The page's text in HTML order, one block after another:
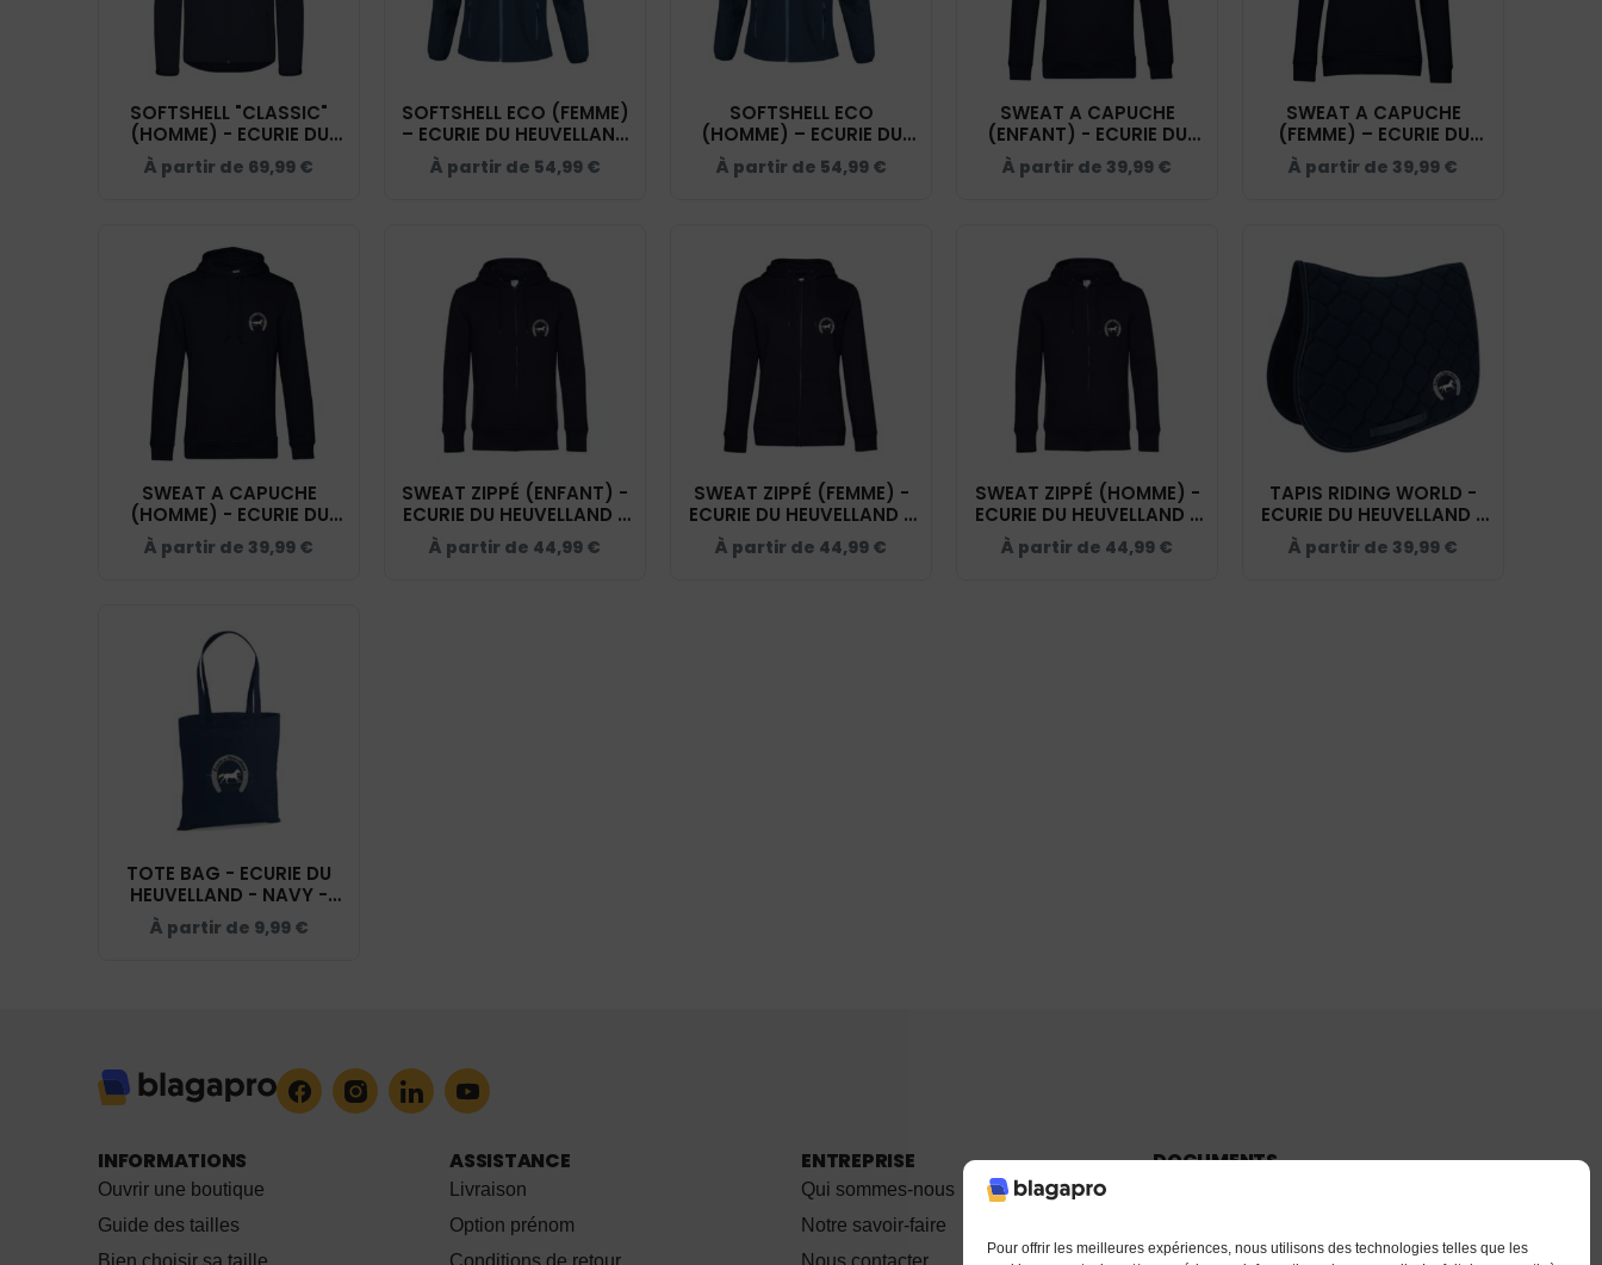
Pour offrir les meilleures expériences, nous utilisons des technologies telles que les
SOFTSHELL "CLASSIC"
(HOMME) - ECURIE DU
HEUVELLAND - NAVY -
0200912
À partir de 69,99 €
SOFTSHELL ECO (FEMME)
– ECURIE DU HEUVELLAND
- NAVY - R231F
À partir de 54,99 €
SOFTSHELL ECO
(HOMME) – ECURIE DU
HEUVELLAND - NAVY -
RS231
À partir de 54,99 €
SWEAT A CAPUCHE
(ENFANT) - ECURIE DU
HEUVELLAND - NAVY -
K477
À partir de 39,99 €
SWEAT A CAPUCHE
(FEMME) – ECURIE DU
HEUVELLAND - NAVY -
BCW34B
À partir de 39,99 €
SWEAT A CAPUCHE
(HOMME) - ECURIE DU
HEUVELLAND - NAVY -
BCU33B
À partir de 39,99 €
SWEAT ZIPPÉ (ENFANT) -
ECURIE DU HEUVELLAND -
NAVY - K455
À partir de 44,99 €
SWEAT ZIPPÉ (FEMME) -
ECURIE DU HEUVELLAND -
NAVY - BCW03Q
À partir de 44,99 €
SWEAT ZIPPÉ (HOMME) -
ECURIE DU HEUVELLAND -
NAVY - BCU03K
À partir de 44,99 €
TAPIS RIDING WORLD -
ECURIE DU HEUVELLAND -
NAVY - 20453
À partir de 39,99 €
TOTE BAG - ECURIE DU
HEUVELLAND - NAVY -
WM101
À partir de 9,99 €
INFORMATIONS
Ouvrir une boutique
Guide des tailles
Bien choisir sa taille
ASSISTANCE
Livraison
Option prénom
Conditions de retour
ENTREPRISE
Qui sommes-nous
Notre savoir-faire
Nous contacter
DOCUMENTS
Confidentialité